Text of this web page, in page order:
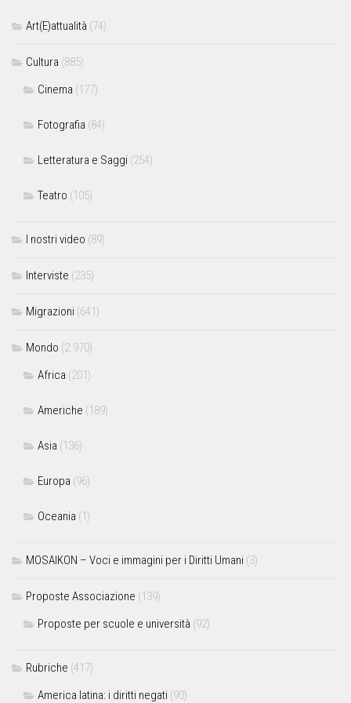
Art(E)attualità (74)
Cultura (885)
Cinema (177)
Fotografia (84)
Letteratura e Saggi (254)
Teatro (105)
I nostri video (89)
Interviste (235)
Migrazioni (641)
Mondo (2.970)
Africa (201)
Americhe (189)
Asia (136)
Europa (96)
Oceania (1)
MOSAIKON – Voci e immagini per i Diritti Umani (3)
Proposte Associazione (139)
Proposte per scuole e università (92)
Rubriche (417)
America latina: i diritti negati (90)